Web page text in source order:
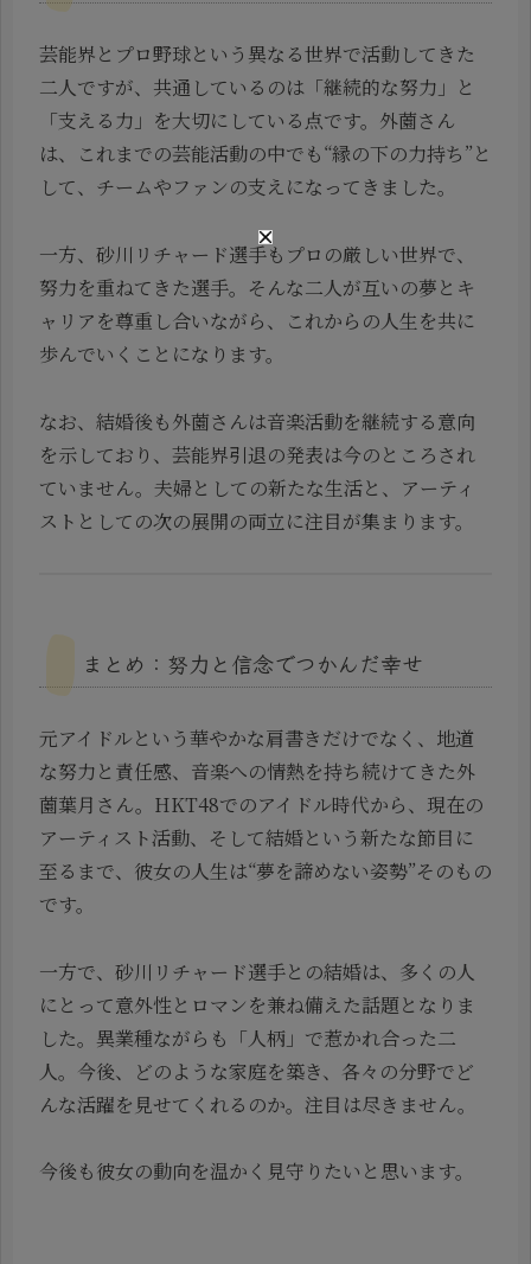
芸能界とプロ野球という異なる世界で活動してきた
二人ですが、共通しているのは「継続的な努力」と
「支える力」を大切にしている点です。外薗さん
は、これまでの芸能活動の中でも“縁の下の力持ち”と
して、チームやファンの支えになってきました。
一方、砂川リチャード選手もプロの厳しい世界で、
努力を重ねてきた選手。そんな二人が互いの夢とキ
ャリアを尊重し合いながら、これからの人生を共に
歩んでいくことになります。
なお、結婚後も外薗さんは音楽活動を継続する意向
を示しており、芸能界引退の発表は今のところされ
ていません。夫婦としての新たな生活と、アーティ
ストとしての次の展開の両立に注目が集まります。
まとめ：努力と信念でつかんだ幸せ
元アイドルという華やかな肩書きだけでなく、地道
な努力と責任感、音楽への情熱を持ち続けてきた外
薗葉月さん。HKT48でのアイドル時代から、現在の
アーティスト活動、そして結婚という新たな節目に
至るまで、彼女の人生は“夢を諦めない姿勢”そのもの
です。
一方で、砂川リチャード選手との結婚は、多くの人
にとって意外性とロマンを兼ね備えた話題となりま
した。異業種ながらも「人柄」で惹かれ合った二
人。今後、どのような家庭を築き、各々の分野でど
んな活躍を見せてくれるのか。注目は尽きません。
今後も彼女の動向を温かく見守りたいと思います。